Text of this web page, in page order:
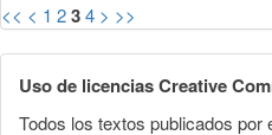
<< < 1 234 > >>
Uso de licencias Creative
Todos los textos publicados por